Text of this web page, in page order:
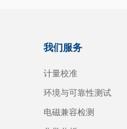
我们服务
计量校准
环境与可靠性测试
电磁兼容检测